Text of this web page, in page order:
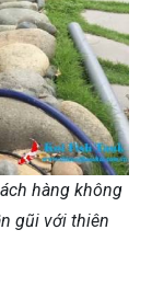
hàng không
gũi với thiên